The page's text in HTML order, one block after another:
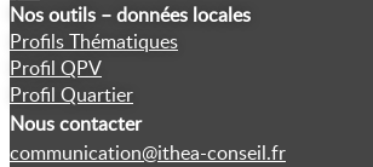
Nos outils – données locales
Profils Thématiques
Profil QPV
Profil Quartier
Nous contacter
communication@ithea-conseil.fr